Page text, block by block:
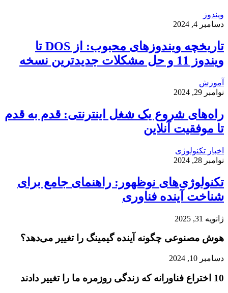
ویندوز
دسامبر 4, 2024
تاریخچه ویندوزهای محبوب: از DOS تا
ویندوز 11 و حل مشکلات جدیدترین نسخه
آموزش
نوامبر 29, 2024
راه‌های شروع یک شغل اینترنتی: قدم به قدم
تا موفقیت آنلاین
اخبار تکنولوژی
نوامبر 28, 2024
تکنولوژی‌های نوظهور: راهنمای جامع برای
شناخت آینده فناوری
ژانویه 31, 2025
هوش مصنوعی چگونه آینده گیمینگ را تغییر می‌دهد؟
دسامبر 10, 2024
10 اختراع فناورانه که زندگی روزمره ما را تغییر دادند